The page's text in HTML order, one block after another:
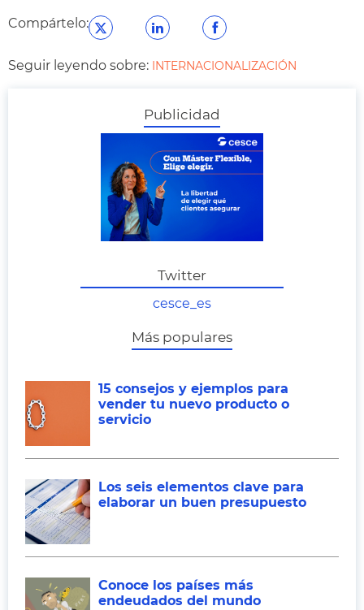
Compártelo:
Seguir leyendo sobre: INTERNACIONALIZACIÓN
Publicidad
Twitter
cesce_es
Más populares
15 consejos y ejemplos para
vender tu nuevo producto o
servicio
Los seis elementos clave para
elaborar un buen presupuesto
Conoce los países más
endeudados del mundo